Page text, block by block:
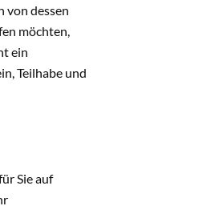
von dessen
möchten,
ein
Teilhabe und
Sie auf